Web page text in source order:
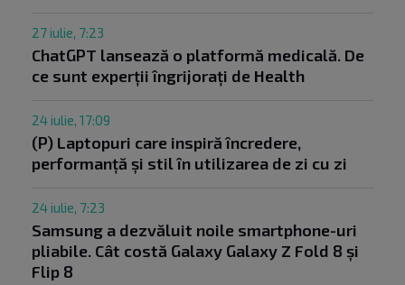
27 iulie, 7:23
ChatGPT lansează o platformă medicală. De
ce sunt experții îngrijorați de Health
24 iulie, 17:09
(P) Laptopuri care inspiră încredere,
performanță și stil în utilizarea de zi cu zi
24 iulie, 7:23
Samsung a dezvăluit noile smartphone-uri
pliabile. Cât costă Galaxy Galaxy Z Fold 8 și
Flip 8